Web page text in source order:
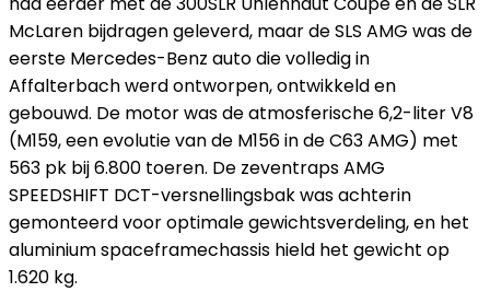
McLaren bijdragen geleverd, maar de SLS AMG was de
eerste Mercedes-Benz auto die volledig in
Affalterbach werd ontworpen, ontwikkeld en
gebouwd. De motor was de atmosferische 6,2-liter V8
(M159, een evolutie van de M156 in de C63 AMG) met
563 pk bij 6.800 toeren. De zeventraps AMG
SPEEDSHIFT DCT-versnellingsbak was achterin
gemonteerd voor optimale gewichtsverdeling, en het
aluminium spaceframechassis hield het gewicht op
1.620 kg.